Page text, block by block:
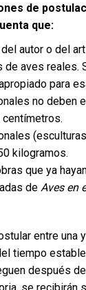
de
que:
autor o del
aves reales.
para
no deben
kilogramos.
que ya
de Aves en
entre una
tiempo
después